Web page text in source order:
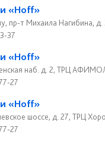
«Hoff»
пр-т Михаила Нагибина, д.
37
«Hoff»
наб. д. 2, ТРЦ
27
«Hoff»
шоссе, д. 27, ТРЦ
27